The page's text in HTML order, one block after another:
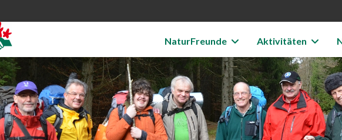
NaturFreunde Aktivitäten